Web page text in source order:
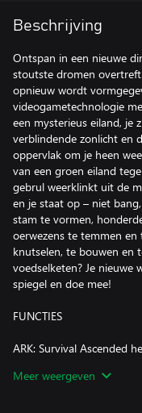
Beschrijving
Ontspan in een nieuwe
stoutste dromen
opnieuw wordt
videogametechnologie
een mysterieus eiland, je
verblindende zonlicht en
oppervlak om je heen
van een groen eiland
gebrul weerklinkt uit de
en je staat op – niet
​​stam te vormen,
oerwezens te temmen
knutselen, te bouwen en
voedselketen? Je nieuwe
spiegel en doe mee!
FUNCTIES
ARK: Survival Ascended
van de nieuwste
Meer weergeven